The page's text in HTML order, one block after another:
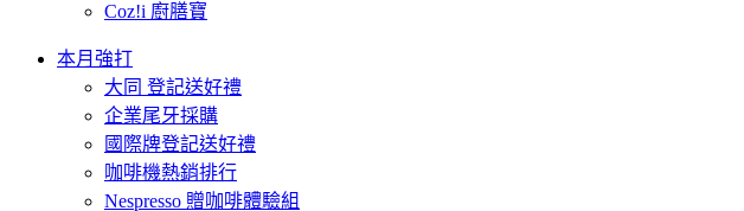
Coz!i 廚膳寶
本月強打
大同 登記送好禮
企業尾牙採購
國際牌登記送好禮
咖啡機熱銷排行
Nespresso 贈咖啡體驗組